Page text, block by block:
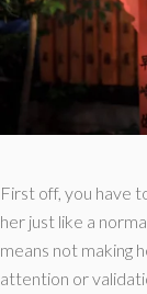
First off, you have
her just like a
means not making
attention or